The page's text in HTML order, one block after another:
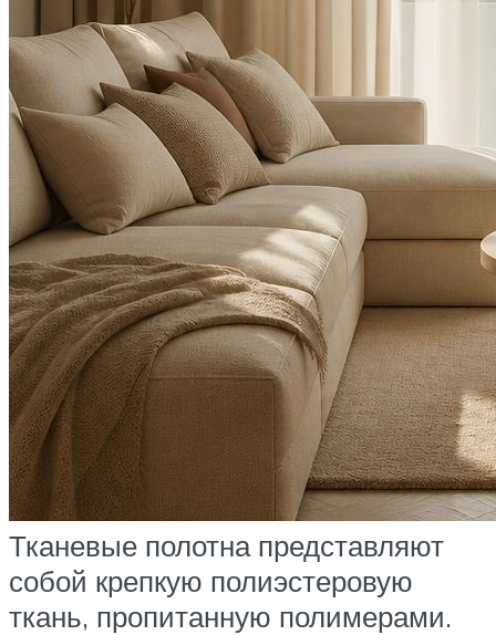
Тканевые полотна представляют
собой крепкую полиэстеровую
ткань, пропитанную полимерами.